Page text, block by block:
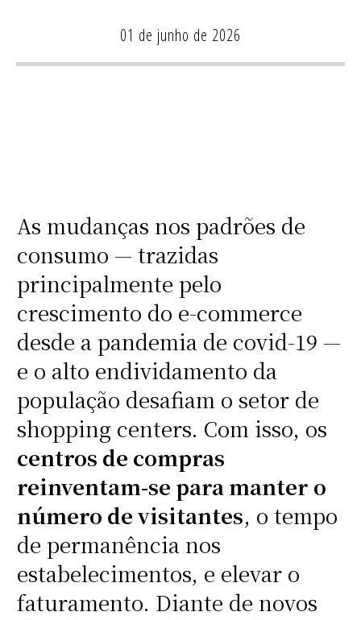
01 de junho de 2026
As mudanças nos padrões de
consumo — trazidas
principalmente pelo
crescimento do e-commerce
desde a pandemia de covid-19 —
e o alto endividamento da
população desafiam o setor de
shopping centers. Com isso, os
centros de compras
reinventam-se para manter o
número de visitantes, o tempo
de permanência nos
estabelecimentos, e elevar o
faturamento. Diante de novos